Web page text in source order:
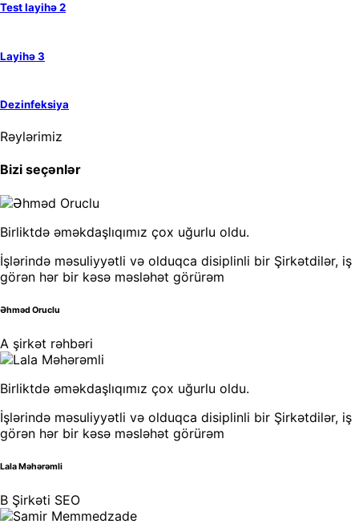
Test layihə 2
Layihə 3
Dezinfeksiya
Rəylərimiz
Bizi seçənlər
Birliktdə əməkdaşlıqımız çox uğurlu oldu.
İşlərində məsuliyyətli və olduqca disiplinli bir Şirkətdilər, iş
görən hər bir kəsə məsləhət görürəm
Əhməd Oruclu
A şirkət rəhbəri
Birliktdə əməkdaşlıqımız çox uğurlu oldu.
İşlərində məsuliyyətli və olduqca disiplinli bir Şirkətdilər, iş
görən hər bir kəsə məsləhət görürəm
Lala Məhərəmli
B Şirkəti SEO